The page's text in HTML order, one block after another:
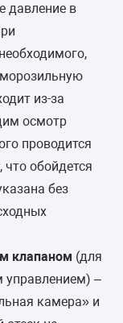
давление в
морозильную
из-за
осмотр
проводится
обойдется
без
клапаном (для
управлением) –
камера» и